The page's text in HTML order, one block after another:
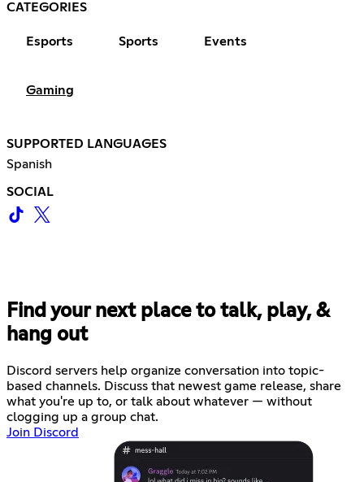
CATEGORIES
Esports Sports Events
Gaming
SUPPORTED LANGUAGES
Spanish
SOCIAL
Find your next place to talk, play, &
hang out
Discord servers help organize conversation into topic-
based channels. Discuss that newest game release, share
what you're up to, or talk about whatever — without
clogging up a group chat.
Join Discord